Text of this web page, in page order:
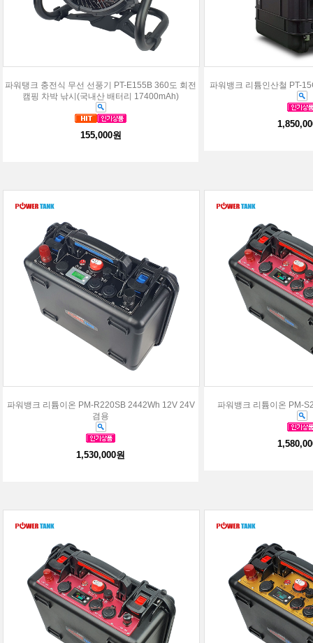
파워탱크 충전식 무선 선풍기 PT-E155B 360도 회전
캠핑 차박 낚시(국내산 배터리 17400mAh)
155,000원
파워뱅크 리튬인산철 PT-
파워뱅크 리튬이온 PM-R220SB 2442Wh 12V 24V
겸용
1,530,000원
파워뱅크 리튬이온 PM-